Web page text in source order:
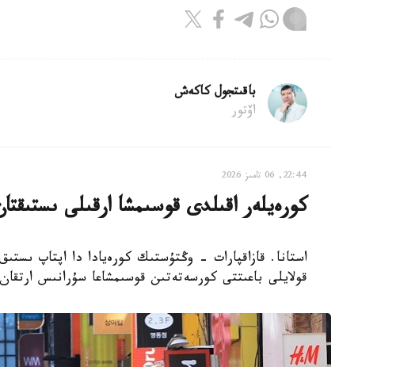
باقىتجول كاكەش
اۆتور
22:44, 06 تامىز 2026
كورەيلەر اقىلدى قوسىمشا ارقىلى
استانا. قازاقپارات - وڭتۇستىك كورەيادا دا اپتاپ
قولايلى باعىتتى كورسەتەتىن قوسىمشاعا سۇرانىس